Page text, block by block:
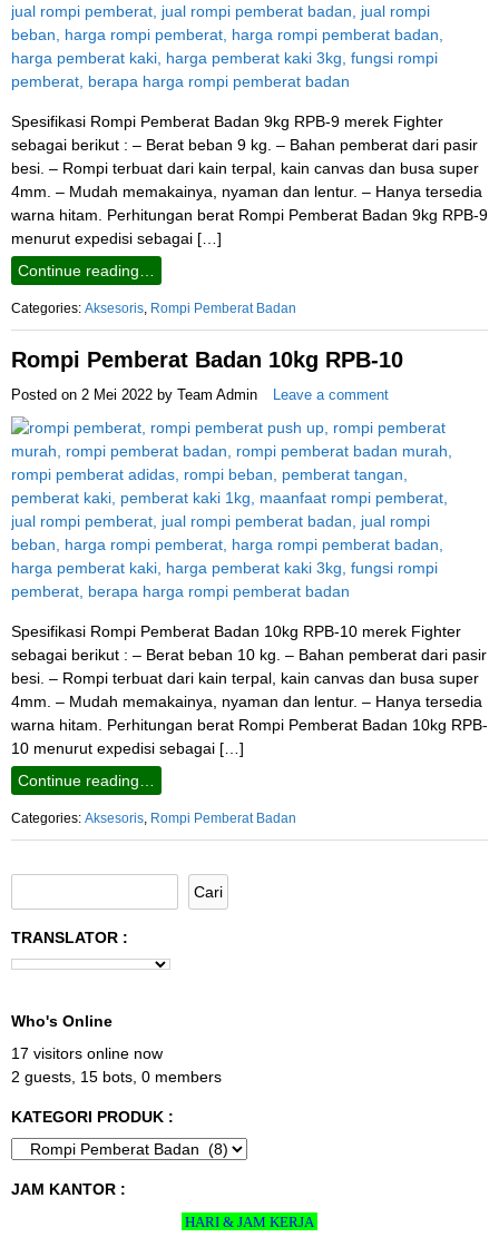
Spesifikasi Rompi Pemberat Badan 9kg RPB-9 merek Fighter
sebagai berikut : – Berat beban 9 kg. – Bahan pemberat dari pasir
besi. – Rompi terbuat dari kain terpal, kain canvas dan busa super
4mm. – Mudah memakainya, nyaman dan lentur. – Hanya tersedia
warna hitam. Perhitungan berat Rompi Pemberat Badan 9kg RPB-9
menurut expedisi sebagai […]
Continue reading…
Categories: Aksesoris Rompi Pemberat Badan
Rompi Pemberat Badan 10kg RPB-10
Posted on 2 Mei 2022 by Team Admin Leave a comment
Spesifikasi Rompi Pemberat Badan 10kg RPB-10 merek Fighter
sebagai berikut : – Berat beban 10 kg. – Bahan pemberat dari pasir
besi. – Rompi terbuat dari kain terpal, kain canvas dan busa super
4mm. – Mudah memakainya, nyaman dan lentur. – Hanya tersedia
warna hitam. Perhitungan berat Rompi Pemberat Badan 10kg RPB-
10 menurut expedisi sebagai […]
Continue reading…
Categories: Aksesoris Rompi Pemberat Badan
TRANSLATOR :
Who's Online
17 visitors online now
2 guests, 15 bots, 0 members
KATEGORI PRODUK :
JAM KANTOR :
HARI & JAM KERJA